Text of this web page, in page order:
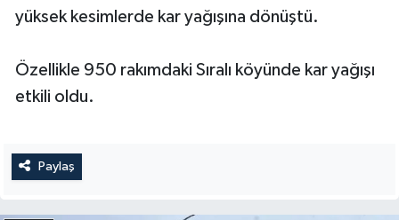
yüksek kesimlerde kar yağışına dönüştü.
Özellikle 950 rakımdaki Sıralı köyünde kar yağışı
etkili oldu.
Paylaş